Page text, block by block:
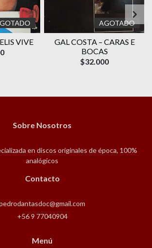
VIVE
AGOTADO
GAL COSTA ‎– CARAS E
BOCAS
$32.000
Sobre Nosotros
en discos originales de época, 100%
analógicos
Contacto
+56 9 77040904
Menú